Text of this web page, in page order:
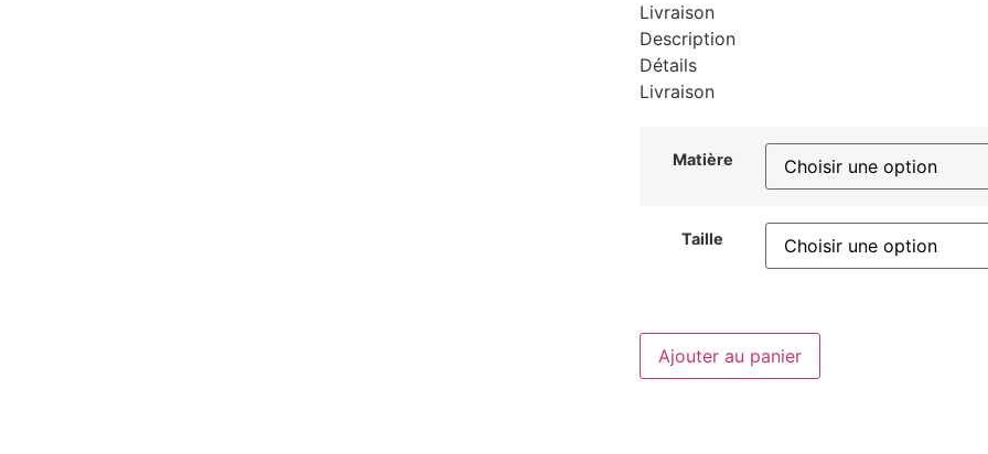
Livraison
Description
Détails
Livraison
Matière
Taille
Ajouter au panier